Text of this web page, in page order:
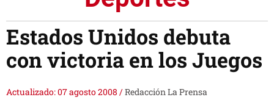
Estados Unidos debuta
con victoria en los Juegos
Actualizado: 07 agosto 2008 /Redacción La Prensa